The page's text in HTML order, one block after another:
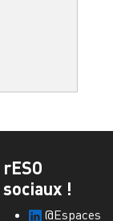
rESO
sociaux !
@Espaces